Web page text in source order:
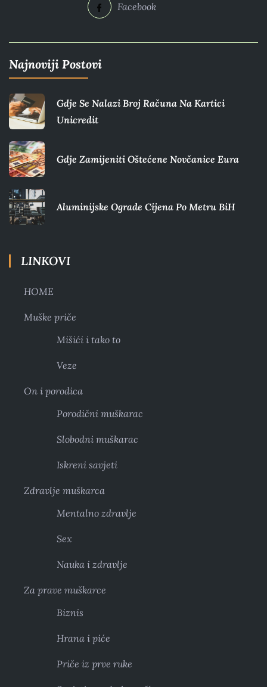
Facebook
Najnoviji Postovi
Gdje Se Nalazi Broj Računa Na Kartici
Unicredit
Gdje Zamijeniti Oštećene Novčanice Eura​
Aluminijske Ograde Cijena Po Metru BiH
LINKOVI
HOME
Muške priče
Mišići i tako to
Veze
On i porodica
Porodični muškarac
Slobodni muškarac
Iskreni savjeti
Zdravlje muškarca
Mentalno zdravlje
Sex
Nauka i zdravlje
Za prave muškarce
Biznis
Hrana i piće
Priče iz prve ruke